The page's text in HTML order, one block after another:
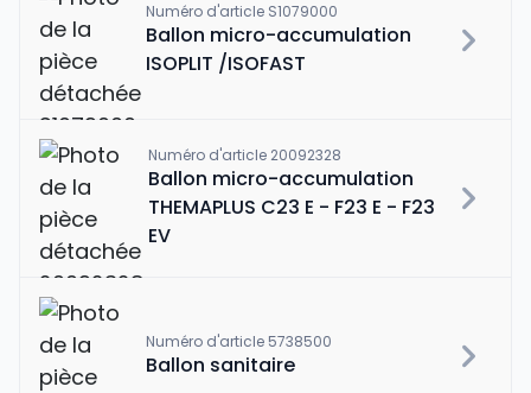
Numéro d'article S1079000
Ballon micro-accumulation
ISOPLIT /ISOFAST
Numéro d'article 20092328
Ballon micro-accumulation
THEMAPLUS C23 E - F23 E - F23
EV
Numéro d'article 5738500
Ballon sanitaire